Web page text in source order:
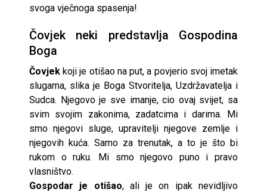
svoga vječnoga spasenja!
Čovjek neki predstavlja Gospodina
Boga
Čovjek koji je otišao na put, a povjerio svoj imetak
slugama, slika je Boga Stvoritelja, Uzdržavatelja i
Sudca. Njegovo je sve imanje, cio ovaj svijet, sa
svim svojim zakonima, zadatcima i darima. Mi
smo njegovi sluge, upravitelji njegove zemlje i
njegovih kuća. Samo za trenutak, a to je što bi
rukom o ruku. Mi smo njegovo puno i pravo
vlasništvo.
Gospodar je otišao, ali je on ipak nevidljivo